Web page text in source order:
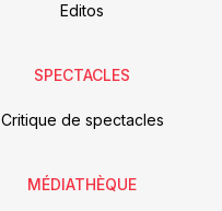
Editos
SPECTACLES
Critique de spectacles
MÉDIATHÈQUE